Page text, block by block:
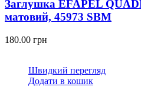
Заглушка EFAPEL
матовий, 45973 SBM
180.00 грн
Швидкий перегляд
Додати в кошик